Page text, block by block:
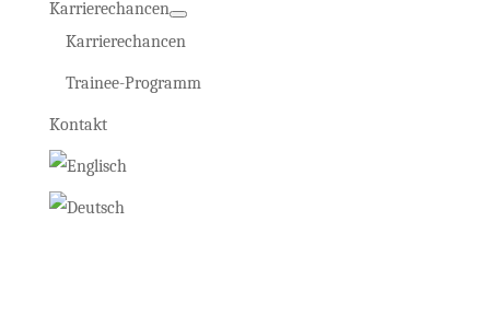
Karrierechancen
Karrierechancen
Trainee-Programm
Kontakt